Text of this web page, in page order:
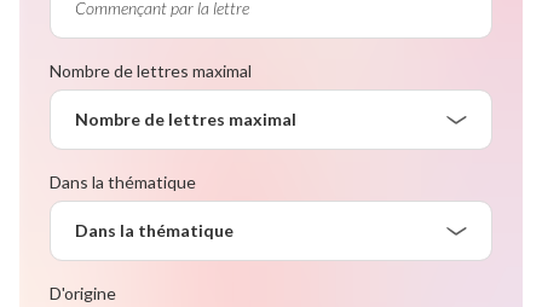
Nombre de lettres maximal
Nombre de lettres maximal
Dans la thématique
Dans la thématique
D'origine